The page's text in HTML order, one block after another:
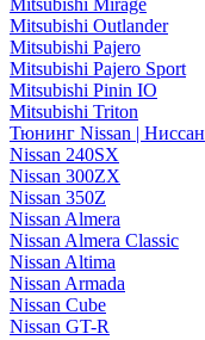
Mitsubishi Mirage
Mitsubishi Outlander
Mitsubishi Pajero
Mitsubishi Pajero Sport
Mitsubishi Pinin IO
Mitsubishi Triton
Тюнинг Nissan | Ниссан
Nissan 240SX
Nissan 300ZX
Nissan 350Z
Nissan Almera
Nissan Almera Classic
Nissan Altima
Nissan Armada
Nissan Cube
Nissan GT-R